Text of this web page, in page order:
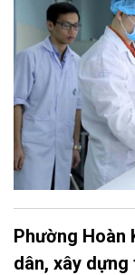
Phường Hoàn
dân, xây dựng